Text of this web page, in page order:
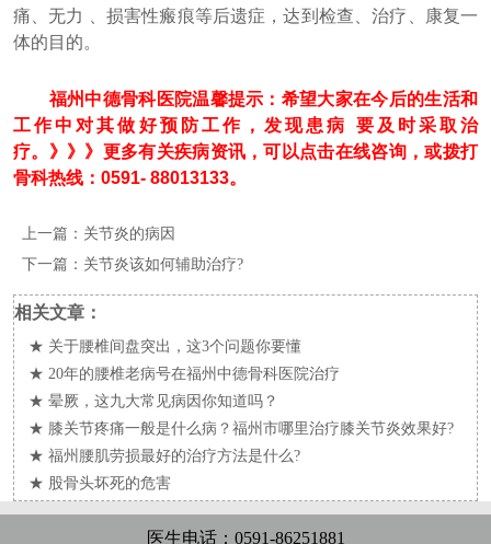
痛、无力 、损害性瘢痕等后遗症，达到检查、治疗、康复一
体的目的。
福州中德骨科医院温馨提示：希望大家在今后的生活和
工作中对其做好预防工作，发现患病 要及时采取治
疗。》》》更多有关疾病资讯，可以点击在线咨询，或拨打
骨科热线：0591- 88013133。
上一篇： 关节炎的病因
下一篇： 关节炎该如何辅助治疗?
相关文章：
★ 关于腰椎间盘突出，这3个问题你要懂
★ 20年的腰椎老病号在福州中德骨科医院治疗
★晕厥，这九大常见病因你知道吗？
★ 膝关节疼痛一般是什么病？福州市哪里治疗膝关节炎效果好?
★福州腰肌劳损最好的治疗方法是什么?
★ 股骨头坏死的危害
医生电话：0591-86251881